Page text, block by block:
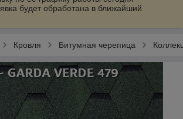
будет обработана в ближайший
Кровля Битумная черепица